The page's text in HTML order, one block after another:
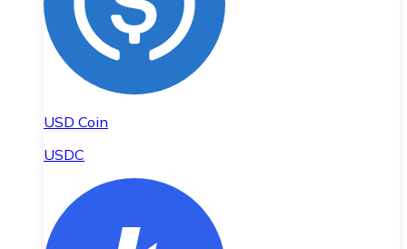
USD Coin
USDC